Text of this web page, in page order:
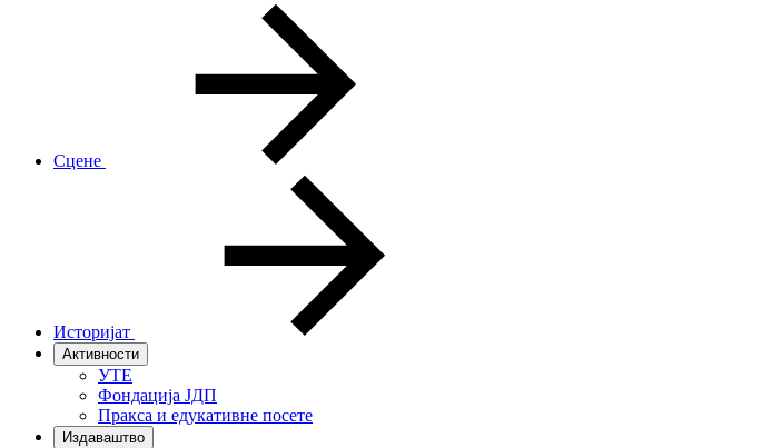
Сцене
Историјат
Активности
УТЕ
Фондација ЈДП
Пракса и едукативне посете
Издаваштво